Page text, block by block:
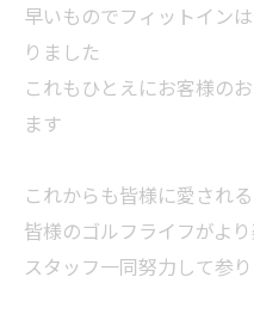
早いものでフィットイン
りました
これもひとえにお客様の
ます
これからも皆様に愛され
皆様のゴルフライフがよ
スタッフ一同努力して参